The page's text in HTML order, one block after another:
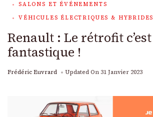
SALONS ET ÉVÉNEMENTS
VÉHICULES ÉLECTRIQUES & HYBRIDES
Renault : Le rétrofit c’est
fantastique !
Frédéric Euvrard Updated On 31 Janvier 2023